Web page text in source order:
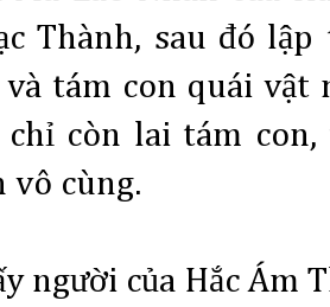
Thành, sau đó
và tám con quái vật
chỉ còn lai tám
vô cùng.
người của Hắc Ám